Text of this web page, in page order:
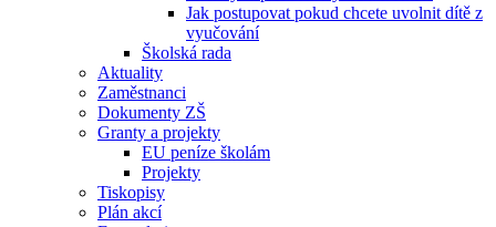
Jak postupovat pokud chcete uvolnit dítě z
vyučování
Školská rada
Aktuality
Zaměstnanci
Dokumenty ZŠ
Granty a projekty
EU peníze školám
Projekty
Tiskopisy
Plán akcí